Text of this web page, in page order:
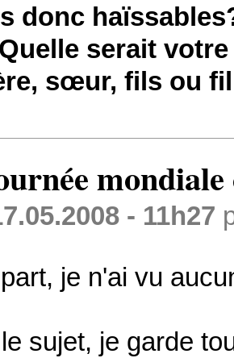
donc
serait
sœur, fils ou
- 11h27
je n'ai vu
sujet, je garde